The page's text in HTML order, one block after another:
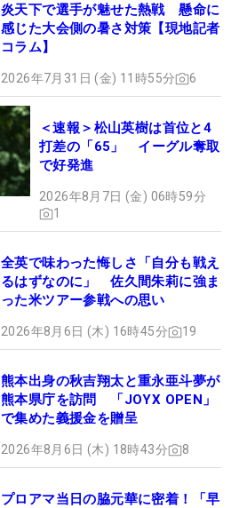
炎天下で選手が魅せた熱戦 懸命に
感じた大会側の暑さ対策【現地記者
コラム】
2026年7月31日 (金) 11時55分 6
＜速報＞松山英樹は首位と4
打差の「65」 イーグル奪取
で好発進
2026年8月7日 (金) 06時59分
1
全英で味わった悔しさ「自分も戦え
るはずなのに」 佐久間朱莉に強ま
った米ツアー参戦への思い
2026年8月6日 (木) 16時45分 19
熊本出身の秋吉翔太と重永亜斗夢が
熊本県庁を訪問 「JOYX OPEN」
で集めた義援金を贈呈
2026年8月6日 (木) 18時43分 8
プロアマ当日の脇元華に密着！「早